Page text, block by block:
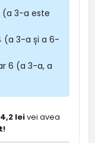
(a 3-a este
(a 3-a și a 6-
6 (a 3-a, a
leivei avea